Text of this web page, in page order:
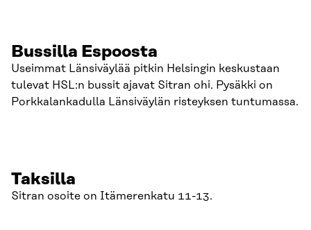
Bussilla Espoosta
Useimmat Länsiväylää pitkin Helsingin keskustaan
tulevat HSL:n bussit ajavat Sitran ohi. Pysäkki on
Porkkalankadulla Länsiväylän risteyksen tuntumassa.
Taksilla
Sitran osoite on Itämerenkatu 11-13.